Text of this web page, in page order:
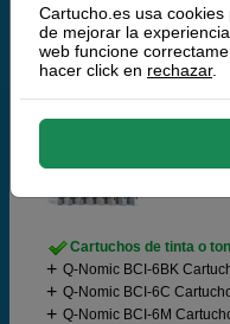
Q-Nomic Pack Ahorro
(N/C/M/A/PC/PM/G/R)
Cartuchos de tinta o
Q-Nomic BCI-6BK
Q-Nomic BCI-6C
Q-Nomic BCI-6M
Cartucho.es usa
de mejorar la
web funcione
hacer click en rechazar.